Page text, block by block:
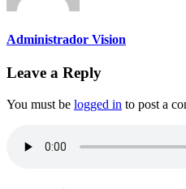
Administrador Vision
Leave a Reply
You must be logged in to post a